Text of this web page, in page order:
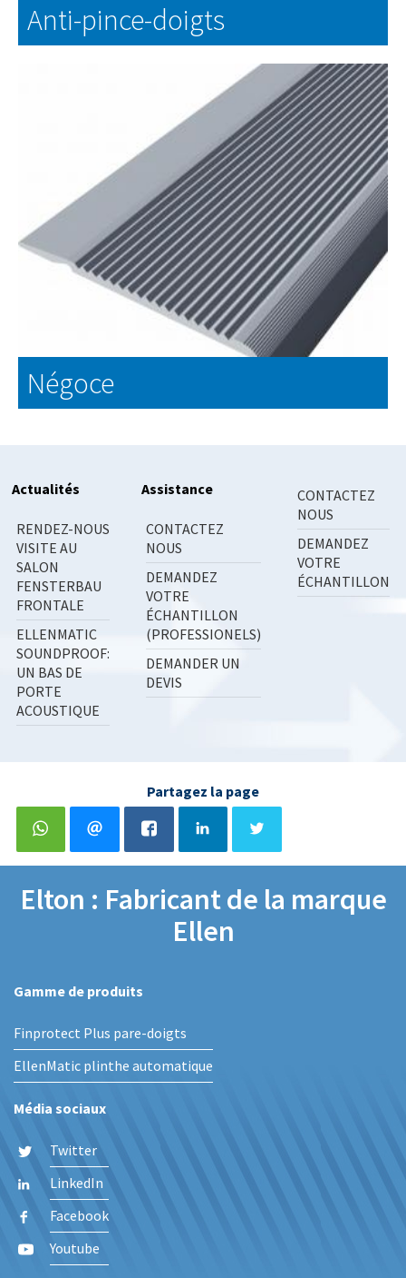
Anti-pince-doigts
EN SAVOIR PLUS
Négoce
Négoce
EN SAVOIR PLUS
Actualités
RENDEZ-NOUS
VISITE AU
SALON
FENSTERBAU
FRONTALE
ELLENMATIC
SOUNDPROOF:
UN BAS DE
PORTE
ACOUSTIQUE
Assistance
CONTACTEZ
NOUS
DEMANDEZ
VOTRE
ÉCHANTILLON
(PROFESSIONELS)
DEMANDER UN
DEVIS
CONTACTEZ
NOUS
DEMANDEZ
VOTRE
ÉCHANTILLON
Partagez la page
Elton : Fabricant de la marque
Ellen
Gamme de produits
Finprotect Plus pare-doigts
EllenMatic plinthe automatique
Média sociaux
Twitter
LinkedIn
Facebook
Youtube